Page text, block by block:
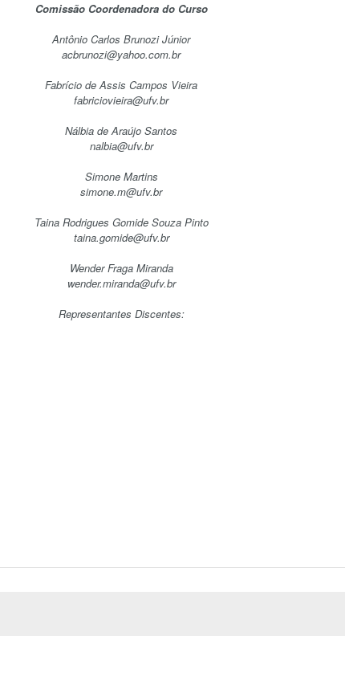
Comissão Coordenadora do Curso
Antônio Carlos Brunozi Júnior
acbrunozi@yahoo.com.br
Fabrício de Assis Campos Vieira
fabriciovieira@ufv.br
Nálbia de Araújo Santos
nalbia@ufv.br
Simone Martins
simone.m@ufv.br
Taina Rodrigues Gomide Souza Pinto
taina.gomide@ufv.br
Wender Fraga Miranda
wender.miranda@ufv.br
Representantes Discentes: